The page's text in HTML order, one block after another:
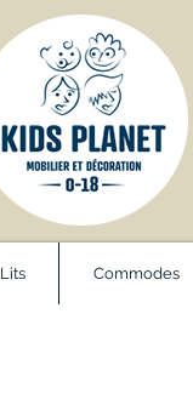
Lits Commodes